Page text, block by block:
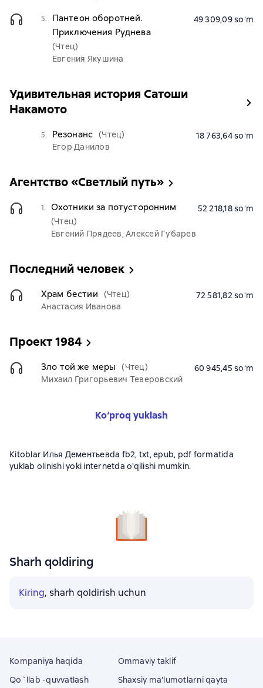
5.
Пантеон оборотней.
Приключения Руднева
(Чтец)
Евгения Якушина
49 309,09 soʻm
Удивительная история Сатоши
Накамото
5. Резонанс (Чтец)
Егор Данилов
18 763,64 soʻm
Агентство «Светлый путь»
1. Охотники за потусторонним
(Чтец)
Евгений Прядеев, Алексей Губарев
52 218,18 soʻm
Последний человек
Храм бестии
(Чтец)
Анастасия Иванова
72 581,82 soʻm
Проект 1984
Зло той же меры
(Чтец)
Михаил Григорьевич Теверовский
60 945,45 soʻm
Ko‘proq yuklash
Kitoblar Илья Дементьевda fb2, txt, epub, pdf formatida
yuklab olinishi yoki internetda o'qilishi mumkin.
Sharh qoldiring
Kiring, sharh qoldirish uchun
Kompaniya haqida
Qo`llab -quvvatlash
Ommaviy taklif
Shaxsiy ma'lumotlarni qayta